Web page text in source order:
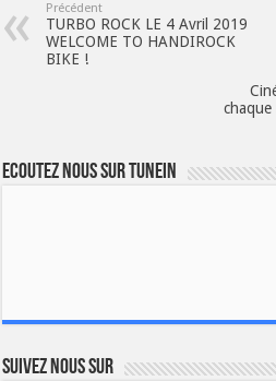
Précédent
TURBO ROCK LE 4 Avril 2019
WELCOME TO HANDIROCK
BIKE !
Ecoutez nous sur TuneIn
Suivez nous sur